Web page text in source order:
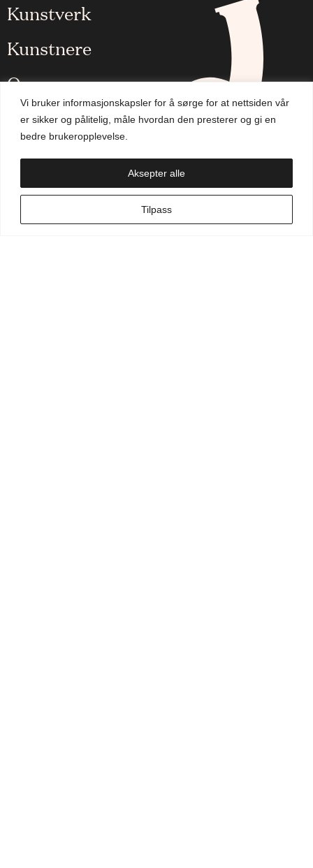
Vi bruker informasjonskapsler for å sørge for at nettsiden vår
er sikker og pålitelig, måle hvordan den presterer og gi en
bedre brukeropplevelse.
Tilpass
Aksepter alle
Kunstverk
Kunstnere
Om oss
Aktuelt
Handlekurv
NO